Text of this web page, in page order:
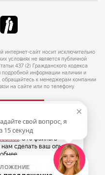
сайт носит исключительно
условиях не является публичной
437 (2) Гражданского кодекса
информации наличии и
обращайтесь к менеджерам компании
на сайте или по телефону.
Bernina. ОГРНИП
Веб-аналитика
×
вы соглашаетесь
. Это файлы в
сделать ваш опыт
×
свой вопрос, я
15 секунд